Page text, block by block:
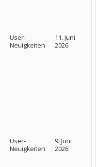
User-
Neuigkeiten
11. Juni
2026
User-
Neuigkeiten
9. Juni
2026